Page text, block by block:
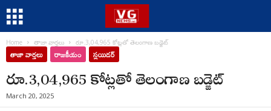
Home తాజా వార్తలు రూ.3,04,965 కోట్లతో తెలంగాణ బడ్జెట్
తాజా వార్తలు రాజకీయం స్లయిడర్
రూ.3,04,965 కోట్లతో తెలంగాణ బడ్జెట్
March 20, 2025